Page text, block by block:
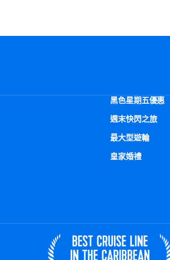
黑色星期五優惠
週末快閃之旅
最大型遊輪
皇家婚禮